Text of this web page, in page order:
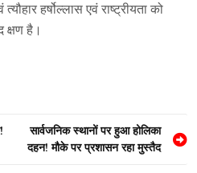
हर्षोल्लास एवं राष्ट्रीयता को
क्षण है।
सार्वजनिक स्थानों पर हुआ होलिका
दहन! मौके पर प्रशासन रहा मुस्तैद